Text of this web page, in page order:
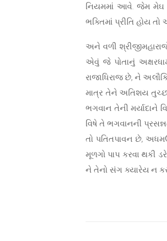
નિયમમાં આવે. જેમ મેઘ
ભક્તિમાં પ્રીતિ હોય તો
અને વળી
એવું જે પોતાનું
રાજાધિરાજ છે, ને
માત્ર તેને અતિશય
ભગવાન તેની મર્યાદાને
વિષે તે ભગવાનની
તો પતિતપાવન છે,
મૂળગો પાપ કરવા થકી
ને તેનો સંગ ક્યારેય ન